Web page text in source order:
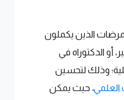
الذين يكملون
أو الدكتوراه في
وذلك لتحسين
العلمي، حيث يمكن